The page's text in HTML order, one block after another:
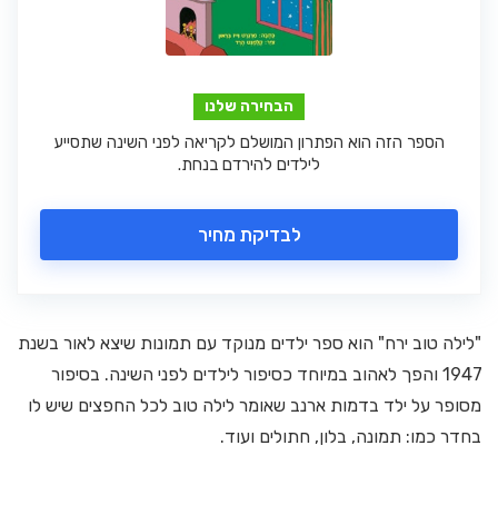
הבחירה שלנו
הספר הזה הוא הפתרון המושלם לקריאה לפני השינה שתסייע
לילדים להירדם בנחת.
לבדיקת מחיר
"לילה טוב ירח" הוא ספר ילדים מנוקד עם תמונות שיצא לאור בשנת
1947 והפך לאהוב במיוחד כסיפור לילדים לפני השינה. בסיפור
מסופר על ילד בדמות ארנב שאומר לילה טוב לכל החפצים שיש לו
בחדר כמו: תמונה, בלון, חתולים ועוד.